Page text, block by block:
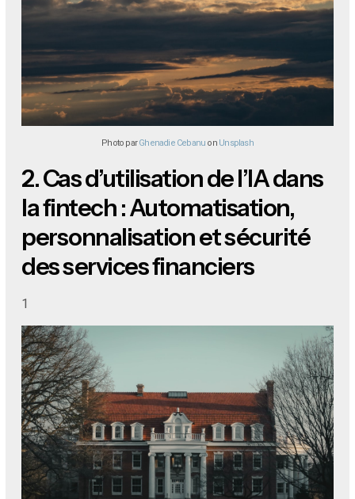
Photo parGhenadie Cebanu on Unsplash
2.Cas d’utilisation de l’IA dans
la fintech : Automatisation,
personnalisation et sécurité
des services financiers
1